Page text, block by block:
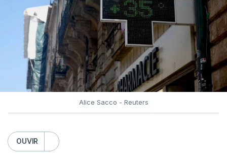
Alice Sacco - Reuters
OUVIR